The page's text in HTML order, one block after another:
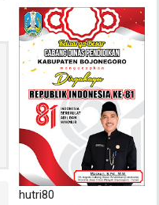
hutri80